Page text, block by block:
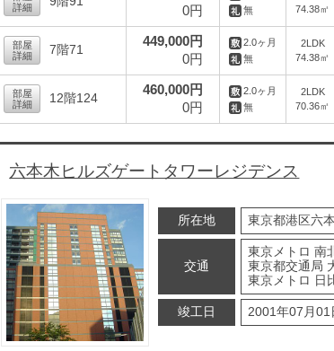
詳細
0円 無 74.38㎡
部屋
詳細
7階71
449,000円
0円
2.0ヶ月
無
2LDK
74.38㎡
部屋
詳細
12階124
460,000円
0円
2.0ヶ月
無
2LDK
70.36㎡
六本木ヒルズゲートタワーレジデンス
所在地 東京都港区六
交通
東京メトロ 南
東京都交通局
東京メトロ 日
竣工日 2001年07月01